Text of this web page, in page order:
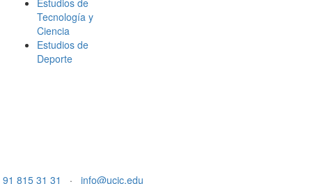
Estudios de
Tecnología y
Ciencia
Estudios de
Deporte
91 815 31 31 · info@ucjc.edu